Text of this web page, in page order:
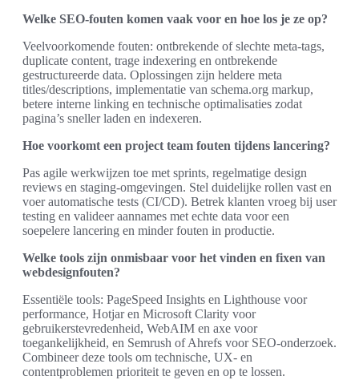
Welke SEO-fouten komen vaak voor en hoe los je ze op?
Veelvoorkomende fouten: ontbrekende of slechte meta-tags,
duplicate content, trage indexering en ontbrekende
gestructureerde data. Oplossingen zijn heldere meta
titles/descriptions, implementatie van schema.org markup,
betere interne linking en technische optimalisaties zodat
pagina’s sneller laden en indexeren.
Hoe voorkomt een project team fouten tijdens lancering?
Pas agile werkwijzen toe met sprints, regelmatige design
reviews en staging-omgevingen. Stel duidelijke rollen vast en
voer automatische tests (CI/CD). Betrek klanten vroeg bij user
testing en valideer aannames met echte data voor een
soepelere lancering en minder fouten in productie.
Welke tools zijn onmisbaar voor het vinden en fixen van
webdesignfouten?
Essentiële tools: PageSpeed Insights en Lighthouse voor
performance, Hotjar en Microsoft Clarity voor
gebruikerstevredenheid, WebAIM en axe voor
toegankelijkheid, en Semrush of Ahrefs voor SEO-onderzoek.
Combineer deze tools om technische, UX- en
contentproblemen prioriteit te geven en op te lossen.